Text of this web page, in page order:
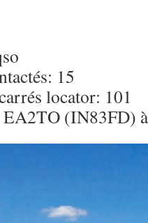
15
locator: 101
(IN83FD)